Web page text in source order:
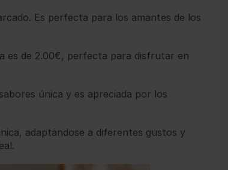
Es perfecta para los amantes de los
es de 2.00€, perfecta para disfrutar en
única y es apreciada por los
adaptándose a diferentes gustos y